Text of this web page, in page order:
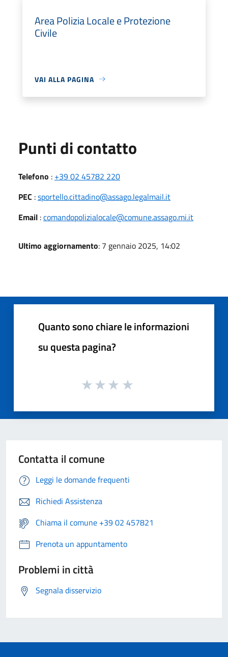
Area Polizia Locale e Protezione
Civile
VAI ALLA PAGINA
Punti di contatto
Telefono : +39 02 45782 220
PEC :sportello.cittadino@assago.legalmail.it
Email :comandopolizialocale@comune.assago.mi.it
Ultimo aggiornamento: 7 gennaio 2025, 14:02
Quanto sono chiare le informazioni
su questa pagina?
Contatta il comune
Leggi le domande frequenti
Richiedi Assistenza
Chiama il comune +39 02 457821
Prenota un appuntamento
Problemi in città
Segnala disservizio